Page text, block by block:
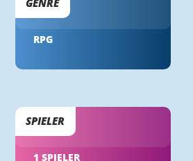
GENRE
RPG
SPIELER
1 SPIELER